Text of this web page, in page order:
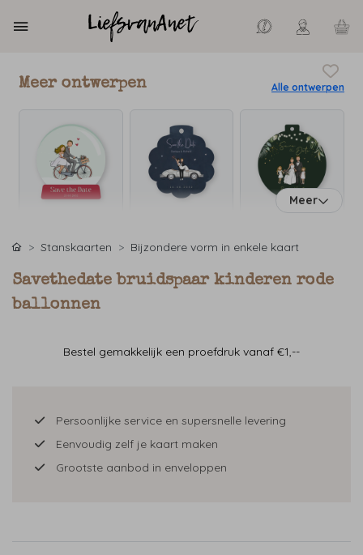
Meer ontwerpen Alle ontwerpen
Meer
Stanskaarten Bijzondere vorm in enkele kaart
Savethedate bruidspaar kinderen rode
ballonnen
Bestel gemakkelijk een proefdruk vanaf €1,--
Persoonlijke service en supersnelle levering
Eenvoudig zelf je kaart maken
Grootste aanbod in enveloppen